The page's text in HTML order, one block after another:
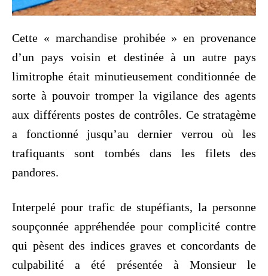
Cette « marchandise prohibée » en provenance
d’un pays voisin et destinée à un autre pays
limitrophe était minutieusement conditionnée de
sorte à pouvoir tromper la vigilance des agents
aux différents postes de contrôles. Ce stratagème
a fonctionné jusqu’au dernier verrou où les
trafiquants sont tombés dans les filets des
pandores.
Interpelé pour trafic de stupéfiants, la personne
soupçonnée appréhendée pour complicité contre
qui pèsent des indices graves et concordants de
culpabilité a été présentée à Monsieur le